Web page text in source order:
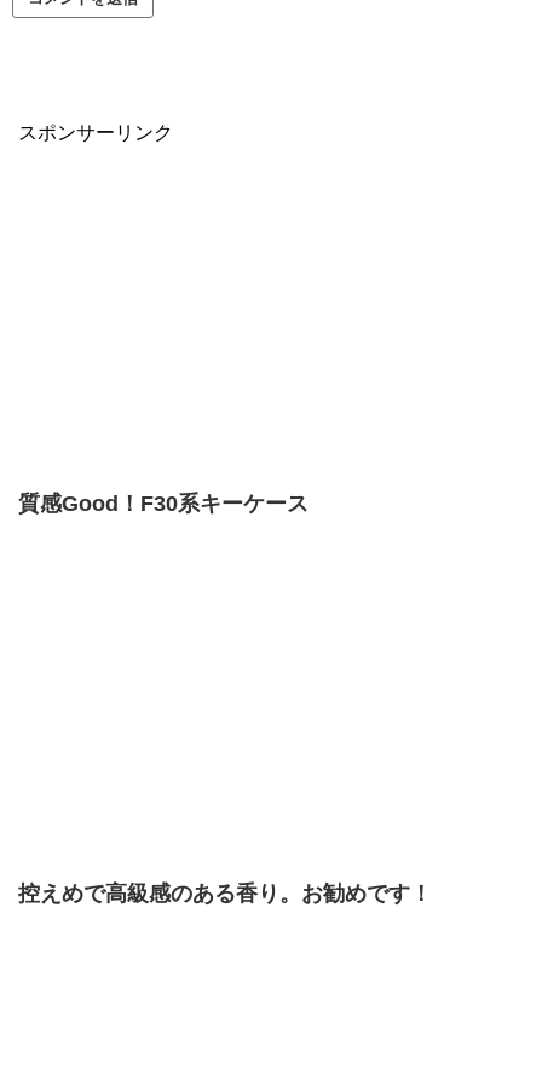
スポンサーリンク
質感Good！F30系キーケース
控えめで高級感のある香り。お勧めです！